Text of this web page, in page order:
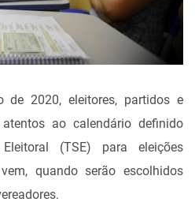
2020, eleitores, partidos e
ao calendário definido
(TSE) para eleições
quando serão escolhidos